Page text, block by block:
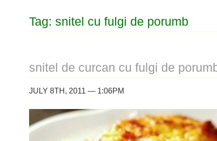
Tag: snitel cu fulgi de porumb
snitel de curcan cu fulgi de
JULY 8TH, 2011 — 1:06PM